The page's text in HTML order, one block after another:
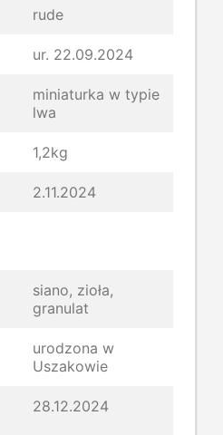
rude
ur. 22.09.2024
miniaturka w typie
lwa
1,2kg
2.11.2024
siano, zioła,
granulat
urodzona w
Uszakowie
28.12.2024